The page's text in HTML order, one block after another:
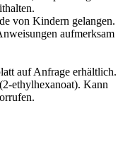
von Kindern gelangen.
aufmerksam
auf Anfrage erhältlich.
ethylhexanoat). Kann